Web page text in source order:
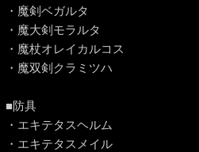
・魔剣ベガルタ
・魔大剣モラルタ
・魔杖オレイカルコス
・魔双剣クラミツハ
■防具
・エキテタスヘルム
・エキテタスメイル